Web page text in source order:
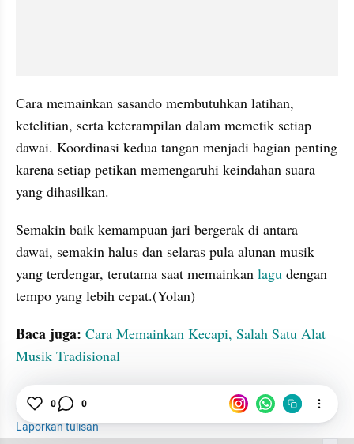
Cara memainkan sasando membutuhkan latihan,
ketelitian, serta keterampilan dalam memetik setiap
dawai. Koordinasi kedua tangan menjadi bagian penting
karena setiap petikan memengaruhi keindahan suara
yang dihasilkan.
Semakin baik kemampuan jari bergerak di antara
dawai, semakin halus dan selaras pula alunan musik
yang terdengar, terutama saat memainkan lagu dengan
tempo yang lebih cepat.(Yolan)
Baca juga: Cara Memainkan Kecapi, Salah Satu Alat
Musik Tradisional
tatatax2
Lagu
Laporkan tulisan
0 0